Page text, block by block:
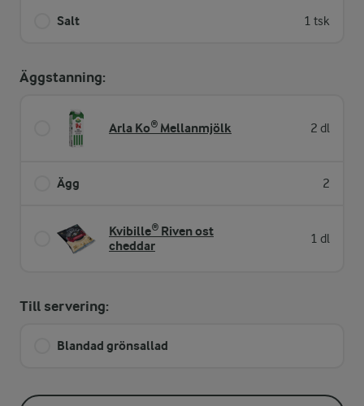
Salt 1 tsk
Äggstanning:
Arla Ko® Mellanmjölk 2 dl
Ägg 2
Kvibille® Riven ost
cheddar
1 dl
Till servering:
Blandad grönsallad